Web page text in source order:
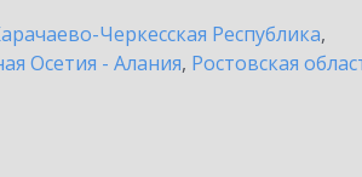
Черкесская Республика,
Осетия - Алания, Ростовская